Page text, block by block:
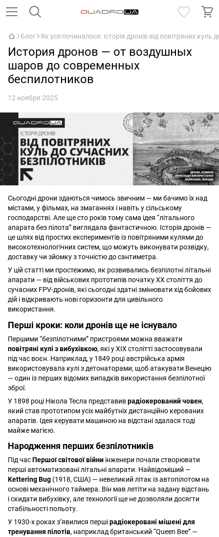
Блог Як усе починалося: історія дронів від повітряних куль
История дронов — от воздушных
шаров до современных
беспилотников
12 ноября 2025
Сьогодні дрони здаються чимось звичним — ми бачимо їх над
містами, у фільмах, на змаганнях і навіть у сільському
господарстві. Але ще сто років тому сама ідея “літального
апарата без пілота” виглядала фантастичною. Історія дронів —
це шлях від простих експериментів із повітряними кулями до
високотехнологічних систем, що можуть виконувати розвідку,
доставку чи зйомку з точністю до сантиметра.
У цій статті ми простежимо, як розвивались безпілотні літальні
апарати — від військових прототипів початку XX століття до
сучасних FPV-дронів, які сьогодні здатні змінювати хід бойових
дій і відкривають нові горизонти для цивільного
використання.
Перші кроки: коли дронів ще не існувало
Першими “безпілотними” пристроями можна вважати
повітряні кулі з вибухівкою, які у XIX столітті застосовували
під час воєн. Наприклад, у 1849 році австрійська армія
використовувала кулі з детонаторами, щоб атакувати Венецію
— один із перших відомих випадків використання безпілотної
зброї.
У 1898 році Нікола Тесла представиврадіокерований човен,
який став прототипом усіх майбутніх дистанційно керованих
апаратів. Ідея керувати машиною на відстані здалася тоді
майже магією.
Народження перших безпілотників
Під часПершої світової війни інженери почали створювати
перші автоматизовані літальні апарати. Найвідоміший —
Kettering Bug (1918, США) — невеликий літак із автопілотом на
основі механічного таймера. Він мав летіти на задану відстань
і скидати вибухівку, але технології ще не дозволяли досягти
стабільності польоту.
У 1930-х роках з’явилися першірадіокеровані мішені для
тренування пілотів, наприклад британський “Queen Bee” —